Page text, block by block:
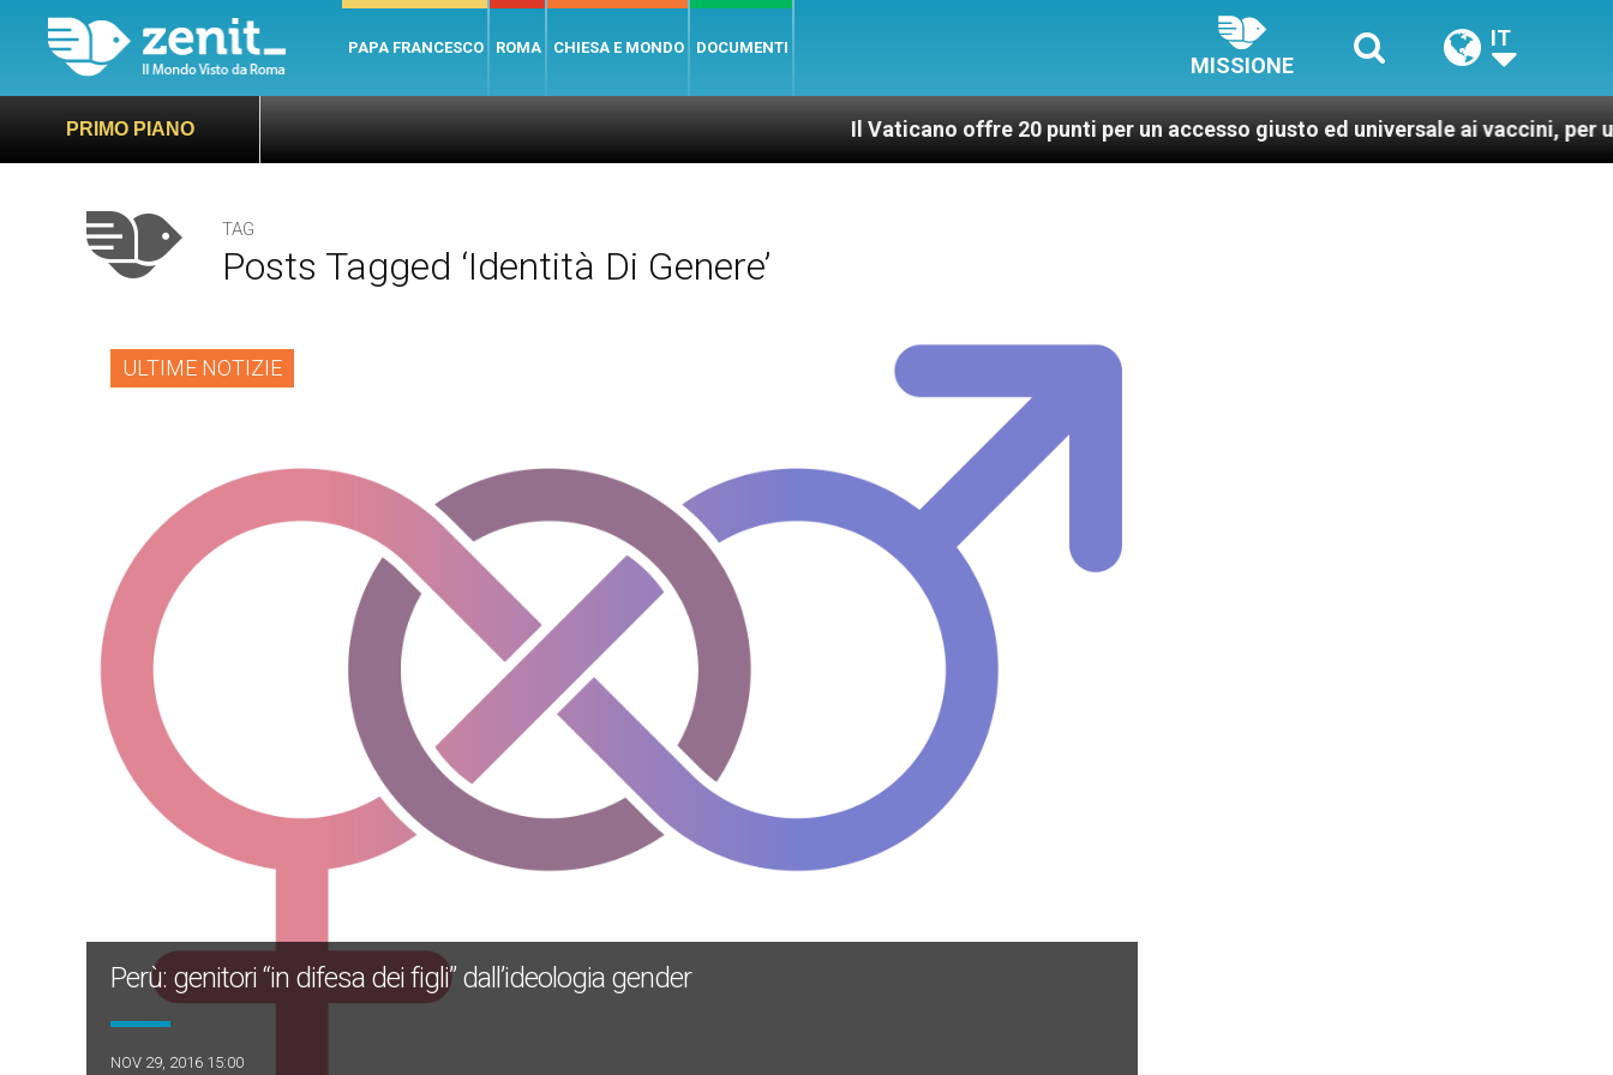
PAPA FRANCESCO ROMA CHIESA E MONDO DOCUMENTI
MISSIONE
IT
PRIMO PIANO Il Vaticano offre 20 punti per un accesso giusto ed universale ai vaccini, per un
TAG
Posts Tagged ‘identità Di Genere’
ULTIME NOTIZIE
Perù: genitori “in difesa dei figli” dall’ideologia gender
NOV 29, 2016 15:00